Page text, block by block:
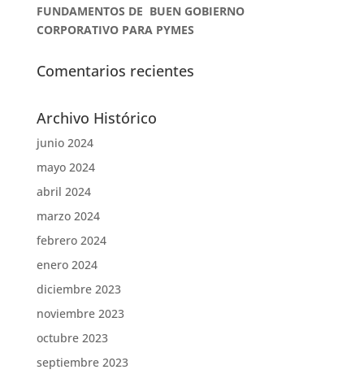
FUNDAMENTOS DE BUEN GOBIERNO
CORPORATIVO PARA PYMES
Comentarios recientes
Archivo Histórico
junio 2024
mayo 2024
abril 2024
marzo 2024
febrero 2024
enero 2024
diciembre 2023
noviembre 2023
octubre 2023
septiembre 2023